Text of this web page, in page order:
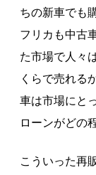
ちの新車でも
フリカも中古
た市場で人々
くらで売れる
車は市場にと
ローンがどの
こういった再